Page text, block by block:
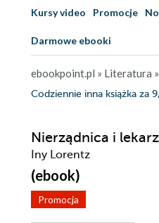
Kursy video Promocje
Darmowe ebooki
ebookpoint.pl » Literatura »
Codziennie inna książka za
Nierządnica i
Iny Lorentz
(ebook)
Promocja